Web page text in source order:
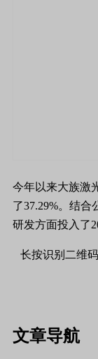
今年以来大族激
了37.29%。结合
研发方面投入了
长按识别二维
文章导航